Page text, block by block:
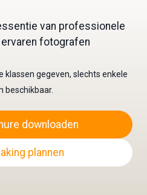
van professionele
fotografen
klassen gegeven, slechts enkele
beschikbaar.
downloaden
plannen